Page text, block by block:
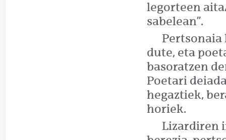
legorteen
sabelean”.
dute, eta
basoratzen
Poetari
hegaztiek,
horiek.
Lizardiren